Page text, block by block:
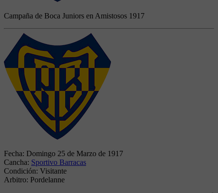
Campaña de Boca Juniors en Amistosos 1917
Fecha: Domingo 25 de Marzo de 1917
Cancha: Sportivo Barracas
Condición: Visitante
Arbitro: Pordelanne